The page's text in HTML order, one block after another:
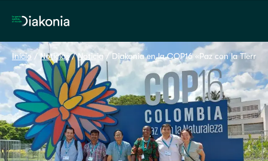
Home
Início / Noticias / Noticia / Diakonia en la COP16 «Paz con la Tierra»